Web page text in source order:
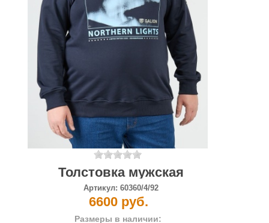
Толстовка мужская
Артикул: 60360/4/92
6600 руб.
Размеры в наличии: